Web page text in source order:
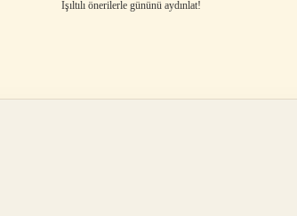
Işıltılı önerilerle gününü aydınlat!